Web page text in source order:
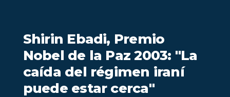
Shirin Ebadi, Premio
Nobel de la Paz 2003: "La
caída del régimen iraní
puede estar cerca"